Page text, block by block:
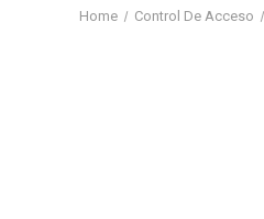
Home Control De Acceso